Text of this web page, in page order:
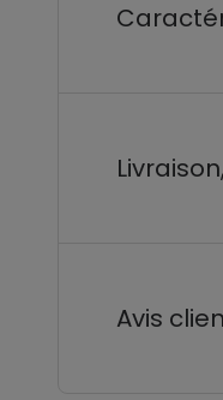
Avis